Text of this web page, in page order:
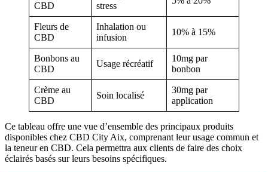
CBD
stress
Fleurs de
CBD
Inhalation ou
infusion
10% à 15%
Bonbons au
CBD
Usage récréatif
10mg par
bonbon
Crème au
CBD
Soin localisé
30mg par
application
Ce tableau offre une vue d’ensemble des principaux produits
disponibles chez CBD City Aix, comprenant leur usage commun et
la teneur en CBD. Cela permettra aux clients de faire des choix
éclairés basés sur leurs besoins spécifiques.